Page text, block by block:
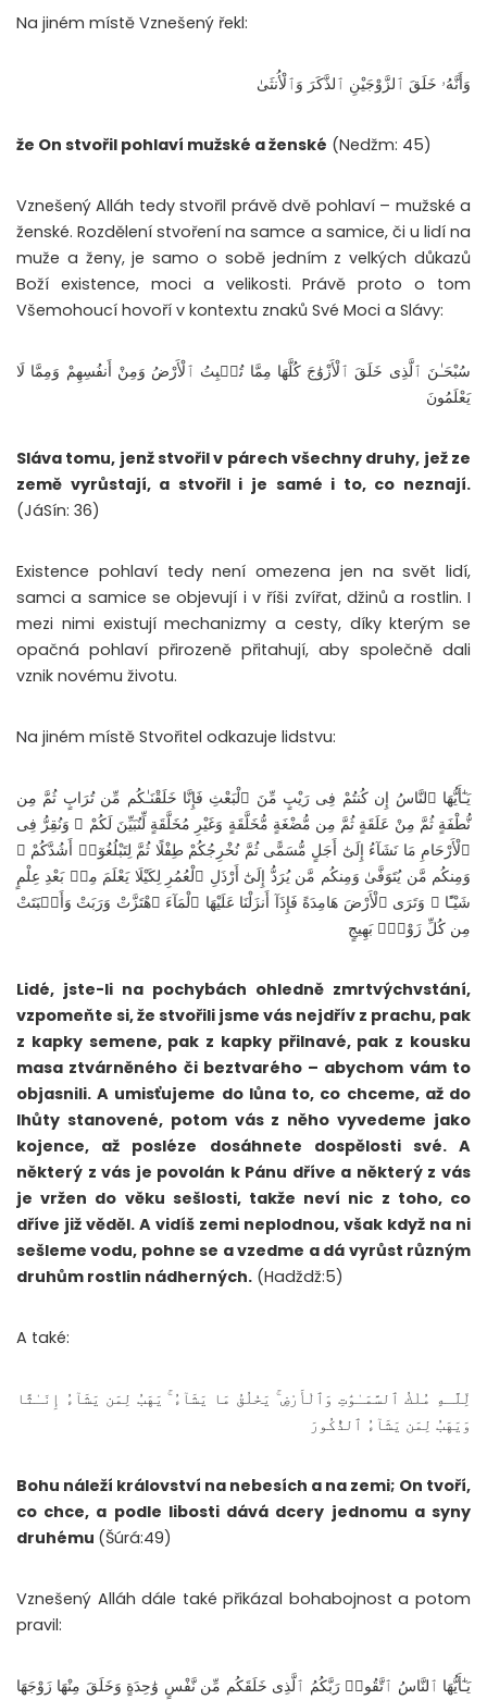
Na jiném místě Vznešený řekl:
وَأَنَّهُۥ خَلَقَ ٱلزَّوْجَيْنِ ٱلذَّكَرَ وَٱلْأُنثَىٰ
že On stvořil pohlaví mužské a ženské (Nedžm: 45)
Vznešený Alláh tedy stvořil právě dvě pohlaví – mužské a
ženské. Rozdělení stvoření na samce a samice, či u lidí na
muže a ženy, je samo o sobě jedním z velkých důkazů
Boží existence, moci a velikosti. Právě proto o tom
Všemohoucí hovoří v kontextu znaků Své Moci a Slávy:
سُبْحَـٰنَ ٱلَّذِى خَلَقَ ٱلْأَزْوَٰجَ كُلَّهَا مِمَّا تُنۢبِتُ ٱلْأَرْضُ وَمِنْ أَنفُسِهِمْ وَمِمَّا لَا
يَعْلَمُونَ
Sláva tomu, jenž stvořil v párech všechny druhy, jež ze
země vyrůstají, a stvořil i je samé i to, co neznají.
(JáSín: 36)
Existence pohlaví tedy není omezena jen na svět lidí,
samci a samice se objevují i v říši zvířat, džinů a rostlin. I
mezi nimi existují mechanizmy a cesty, díky kterým se
opačná pohlaví přirozeně přitahují, aby společně dali
vznik novému životu.
Na jiném místě Stvořitel odkazuje lidstvu:
يَـٰٓأَيُّهَا ٱلنَّاسُ إِن كُنتُمْ فِى رَيْبٍ مِّنَ ٱلْبَعْثِ فَإِنَّا خَلَقْنَـٰكُم مِّن تُرَابٍ ثُمَّ مِن
نُّطْفَةٍ ثُمَّ مِنْ عَلَقَةٍ ثُمَّ مِن مُّضْغَةٍ مُّخَلَّقَةٍ وَغَيْرِ مُخَلَّقَةٍ لِّنُبَيِّنَ لَكُمْ ۚ وَنُقِرُّ فِى
ٱلْأَرْحَامِ مَا نَشَآءُ إِلَىٰٓ أَجَلٍ مُّسَمًّى ثُمَّ نُخْرِجُكُمْ طِفْلًا ثُمَّ لِتَبْلُغُوٓا۟ أَشُدَّكُمْ ۖ
وَمِنكُم مَّن يُتَوَفَّىٰ وَمِنكُم مَّن يُرَدُّ إِلَىٰٓ أَرْذَلِ ٱلْعُمُرِ لِكَيْلَا يَعْلَمَ مِنۢ بَعْدِ عِلْمٍ
شَيْـًٔا ۚ وَتَرَى ٱلْأَرْضَ هَامِدَةً فَإِذَآ أَنزَلْنَا عَلَيْهَا ٱلْمَآءَ ٱهْتَزَّتْ وَرَبَتْ وَأَنۢبَتَتْ
مِن كُلِّ زَوْجٍۭ بَهِيجٍ
Lidé, jste-li na pochybách ohledně zmrtvýchvstání,
vzpomeňte si, že stvořili jsme vás nejdřív z prachu, pak
z kapky semene, pak z kapky přilnavé, pak z kousku
masa ztvárněného či beztvarého – abychom vám to
objasnili. A umisťujeme do lůna to, co chceme, až do
lhůty stanovené, potom vás z něho vyvedeme jako
kojence, až posléze dosáhnete dospělosti své. A
některý z vás je povolán k Pánu dříve a některý z vás
je vržen do věku sešlosti, takže neví nic z toho, co
dříve již věděl. A vidíš zemi neplodnou, však když na ni
sešleme vodu, pohne se a vzedme a dá vyrůst různým
druhům rostlin nádherných. (Hadždž:5)
A také:
لِّلَّـهِ مُلْكُ ٱلسَّمَـٰوَٰتِ وَٱلْأَرْضِ ۚ يَخْلُقُ مَا يَشَآءُ ۚ يَهَبُ لِمَن يَشَآءُ إِنَـٰثًا
وَيَهَبُ لِمَن يَشَآءُ ٱلذُّكُورَ
Bohu náleží království na nebesích a na zemi; On tvoří,
co chce, a podle libosti dává dcery jednomu a syny
druhému (Šúrá:49)
Vznešený Alláh dále také přikázal bohabojnost a potom
pravil:
يَـٰٓأَيُّهَا ٱلنَّاسُ ٱتَّقُوا۟ رَبَّكُمُ ٱلَّذِى خَلَقَكُم مِّن نَّفْسٍ وَٰحِدَةٍ وَخَلَقَ مِنْهَا زَوْجَهَا